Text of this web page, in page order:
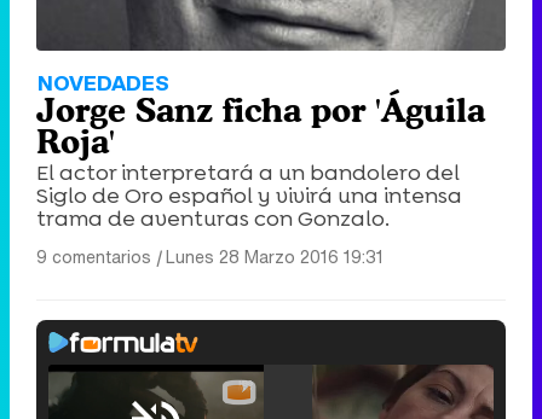
NOVEDADES
Jorge Sanz ficha por 'Águila
Roja'
El actor interpretará a un bandolero del
Siglo de Oro español y vivirá una intensa
trama de aventuras con Gonzalo.
9 comentarios |Lunes 28 Marzo 2016 19:31